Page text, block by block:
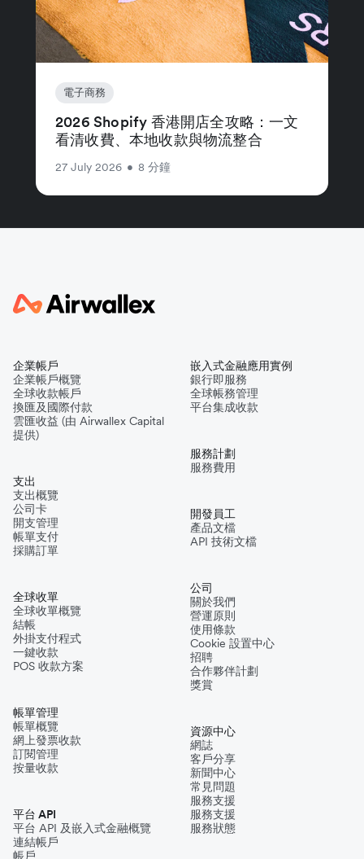
電子商務
2026 Shopify 香港開店全攻略：一文
看清收費、本地收款與物流整合
27 July 2026 • 8 分鐘
企業帳戶
企業帳戶概覽
全球收款帳戶
換匯及國際付款
雲匯收益 (由 Airwallex Capital
提供)
支出
支出概覽
公司卡
開支管理
帳單支付
採購訂單
全球收單
全球收單概覽
結帳
外掛支付程式
一鍵收款
POS 收款方案
帳單管理
帳單概覽
網上發票收款
訂閱管理
按量收款
平台 API
平台 API 及嵌入式金融概覽
連結帳戶
帳戶
嵌入式金融應用實例
銀行即服務
全球帳務管理
平台集成收款
服務計劃
服務費用
開發員工
產品文檔
API 技術文檔
公司
關於我們
營運原則
使用條款
Cookie 設置中心
招聘
合作夥伴計劃
獎賞
資源中心
網誌
客戶分享
新聞中心
常見問題
服務支援
服務支援
服務狀態